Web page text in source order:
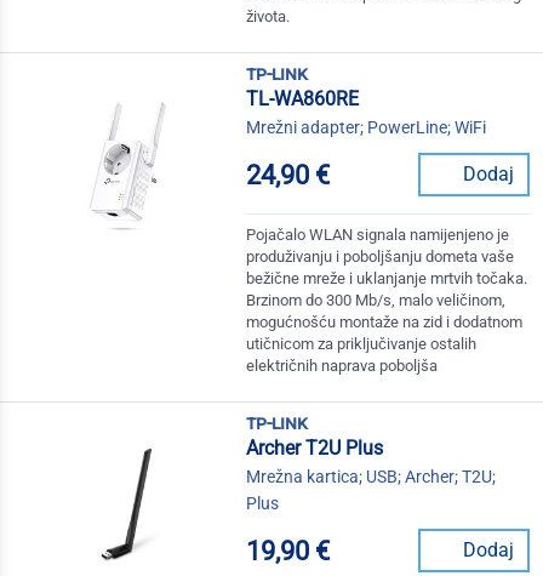
života.
tp-link
TL-WA860RE
Mrežni adapter; PowerLine; WiFi
24,90 € Dodaj
Pojačalo WLAN signala namijenjeno je
produživanju i poboljšanju dometa vaše
bežične mreže i uklanjanje mrtvih točaka.
Brzinom do 300 Mb/s, malo veličinom,
mogućnošću montaže na zid i dodatnom
utičnicom za priključivanje ostalih
električnih naprava poboljša
tp-link
Archer T2U Plus
Mrežna kartica; USB; Archer; T2U;
Plus
19,90 € Dodaj